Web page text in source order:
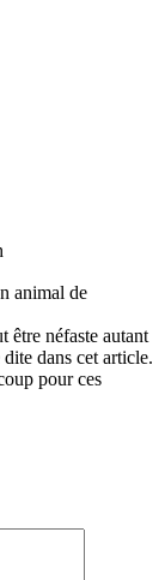
animal de
être néfaste autant
dans cet article.
pour ces